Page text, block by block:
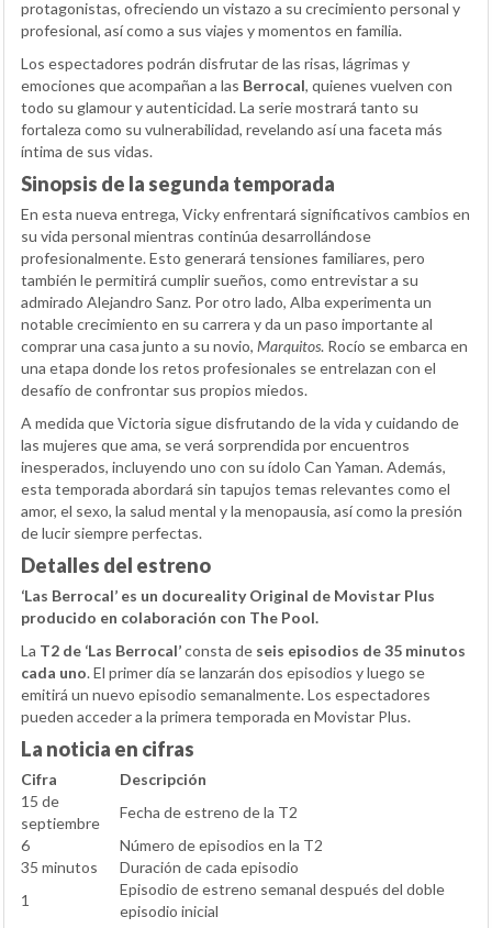
protagonistas, ofreciendo un vistazo a su crecimiento personal y
profesional, así como a sus viajes y momentos en familia.
Los espectadores podrán disfrutar de las risas, lágrimas y
emociones que acompañan a las Berrocal, quienes vuelven con
todo su glamour y autenticidad. La serie mostrará tanto su
fortaleza como su vulnerabilidad, revelando así una faceta más
íntima de sus vidas.
Sinopsis de la segunda temporada
En esta nueva entrega, Vicky enfrentará significativos cambios en
su vida personal mientras continúa desarrollándose
profesionalmente. Esto generará tensiones familiares, pero
también le permitirá cumplir sueños, como entrevistar a su
admirado Alejandro Sanz. Por otro lado, Alba experimenta un
notable crecimiento en su carrera y da un paso importante al
comprar una casa junto a su novio, Marquitos. Rocío se embarca en
una etapa donde los retos profesionales se entrelazan con el
desafío de confrontar sus propios miedos.
A medida que Victoria sigue disfrutando de la vida y cuidando de
las mujeres que ama, se verá sorprendida por encuentros
inesperados, incluyendo uno con su ídolo Can Yaman. Además,
esta temporada abordará sin tapujos temas relevantes como el
amor, el sexo, la salud mental y la menopausia, así como la presión
de lucir siempre perfectas.
Detalles del estreno
‘Las Berrocal’ es un docureality Original de Movistar Plus
producido en colaboración con The Pool.
La T2 de ‘Las Berrocal’consta de seis episodios de 35 minutos
cada uno. El primer día se lanzarán dos episodios y luego se
emitirá un nuevo episodio semanalmente. Los espectadores
pueden acceder a la primera temporada en Movistar Plus.
La noticia en cifras
Cifra
Descripción
15 de
septiembre
Fecha de estreno de la T2
6
Número de episodios en la T2
35 minutos
Duración de cada episodio
1
Episodio de estreno semanal después del doble
episodio inicial